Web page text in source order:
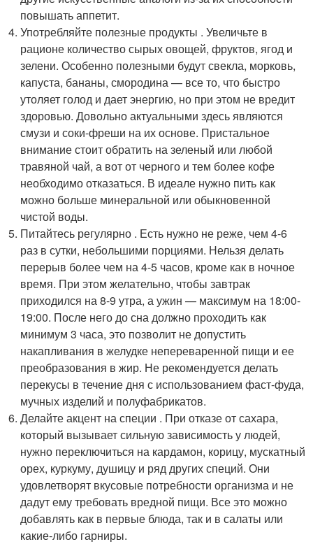
повышать аппетит.
Употребляйте полезные продукты . Увеличьте в
рационе количество сырых овощей, фруктов, ягод и
зелени. Особенно полезными будут свекла, морковь,
капуста, бананы, смородина — все то, что быстро
утоляет голод и дает энергию, но при этом не вредит
здоровью. Довольно актуальными здесь являются
смузи и соки-фреши на их основе. Пристальное
внимание стоит обратить на зеленый или любой
травяной чай, а вот от черного и тем более кофе
необходимо отказаться. В идеале нужно пить как
можно больше минеральной или обыкновенной
чистой воды.
Питайтесь регулярно . Есть нужно не реже, чем 4-6
раз в сутки, небольшими порциями. Нельзя делать
перерыв более чем на 4-5 часов, кроме как в ночное
время. При этом желательно, чтобы завтрак
приходился на 8-9 утра, а ужин — максимум на 18:00-
19:00. После него до сна должно проходить как
минимум 3 часа, это позволит не допустить
накапливания в желудке непереваренной пищи и ее
преобразования в жир. Не рекомендуется делать
перекусы в течение дня с использованием фаст-фуда,
мучных изделий и полуфабрикатов.
Делайте акцент на специи . При отказе от сахара,
который вызывает сильную зависимость у людей,
нужно переключиться на кардамон, корицу, мускатный
орех, куркуму, душицу и ряд других специй. Они
удовлетворят вкусовые потребности организма и не
дадут ему требовать вредной пищи. Все это можно
добавлять как в первые блюда, так и в салаты или
какие-либо гарниры.